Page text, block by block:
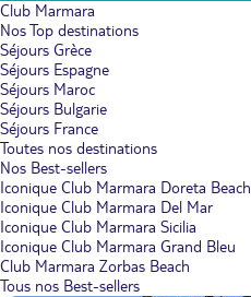
Club Marmara
Nos Top destinations
Séjours Grèce
Séjours Espagne
Séjours Maroc
Séjours Bulgarie
Séjours France
Toutes nos destinations
Nos Best-sellers
Iconique Club Marmara Doreta Beach
Iconique Club Marmara Del Mar
Iconique Club Marmara Sicilia
Iconique Club Marmara Grand Bleu
Club Marmara Zorbas Beach
Tous nos Best-sellers